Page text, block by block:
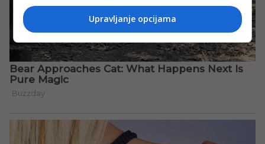
Upravljanje opcijama